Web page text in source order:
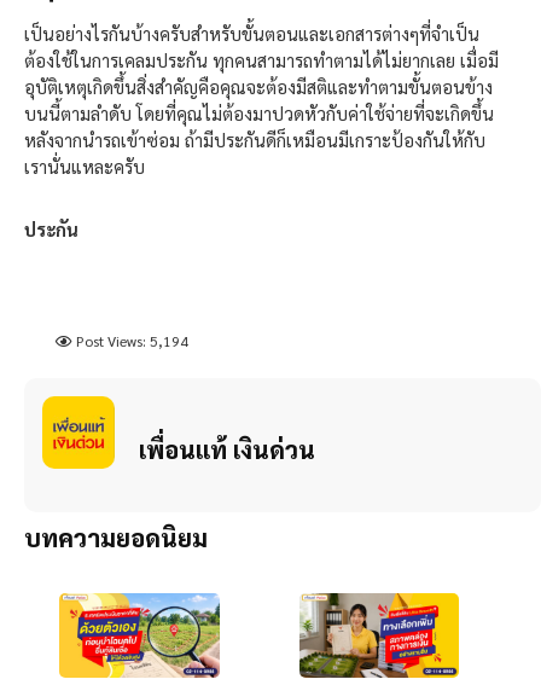
เป็นอย่างไรกันบ้างครับสำหรับขั้นตอนและเอกสารต่างๆที่จำเป็น
ต้องใช้ในการเคลมประกัน ทุกคนสามารถทำตามได้ไม่ยากเลย เมื่อมี
อุบัติเหตุเกิดขึ้นสิ่งสำคัญคือคุณจะต้องมีสติและทำตามขั้นตอนข้าง
บนนี้ตามลำดับ โดยที่คุณไม่ต้องมาปวดหัวกับค่าใช้จ่ายที่จะเกิดขึ้น
หลังจากนำรถเข้าซ่อม ถ้ามีประกันดีก็เหมือนมีเกราะป้องกันให้กับ
เรานั่นแหละครับ
ประกัน
Post Views: 5,194
เพื่อนแท้ เงินด่วน
บทความยอดนิยม